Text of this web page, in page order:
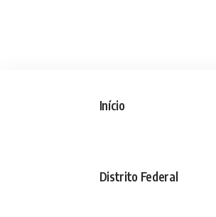
Início
Distrito Federal